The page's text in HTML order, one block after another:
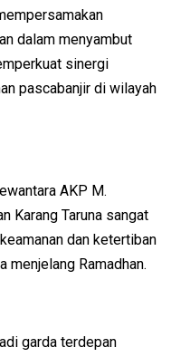
dalam menyambut
sinergi
pascabanjir di wilayah
AKP M.
Karang Taruna sangat
dan ketertiban
menjelang Ramadhan.
garda terdepan